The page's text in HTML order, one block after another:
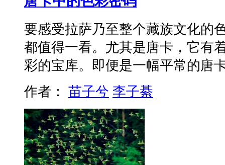
要感受拉萨乃至整个藏族文化的
都值得一看。尤其是唐卡，它有
彩的宝库。即便是一幅平常的
作者： 苗子兮 李子綦